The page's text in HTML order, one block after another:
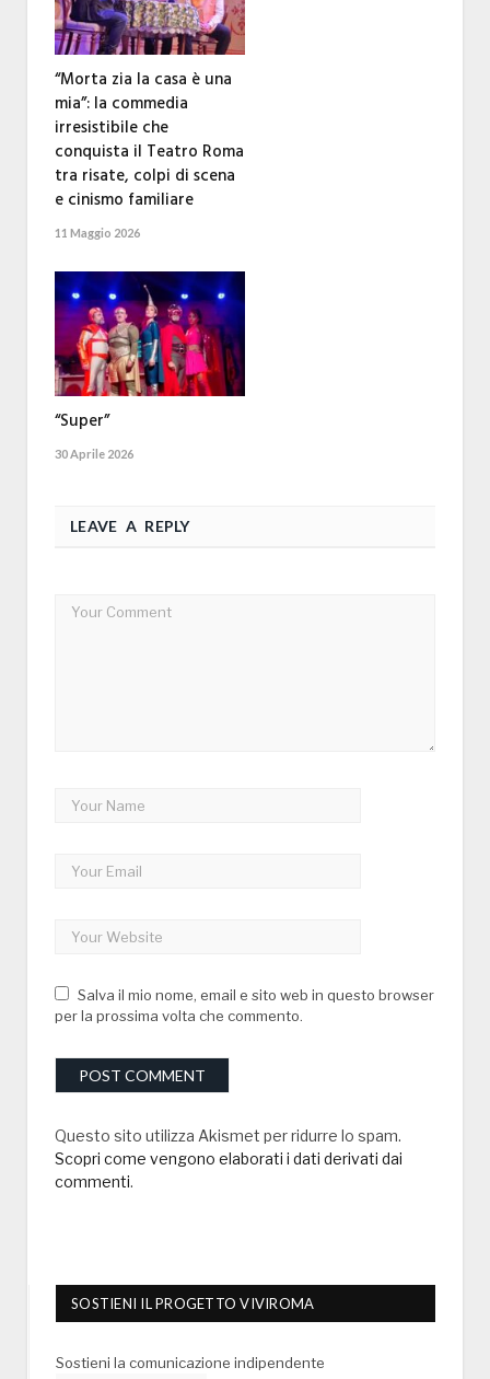
“Morta zia la casa è una
mia”: la commedia
irresistibile che
conquista il Teatro Roma
tra risate, colpi di scena
e cinismo familiare
11 Maggio 2026
“Super”
30 Aprile 2026
LEAVE A REPLY
Salva il mio nome, email e sito web in questo browser
per la prossima volta che commento.
Questo sito utilizza Akismet per ridurre lo spam.
Scopri come vengono elaborati i dati derivati dai
commenti.
SOSTIENI IL PROGETTO VIVIROMA
Sostieni la comunicazione indipendente